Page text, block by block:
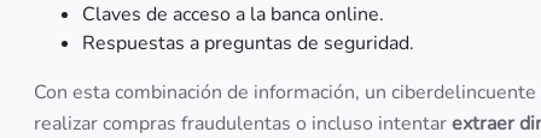
Claves de acceso a la banca online.
Respuestas a preguntas de seguridad.
Con esta combinación de información, un
realizar compras fraudulentas o incluso intentarextraer